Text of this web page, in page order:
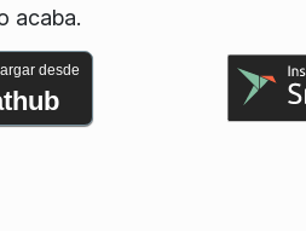
acaba.
desde